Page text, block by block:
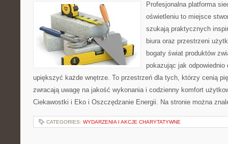
Profesjonalna platforma
oświetleniu to miejsce
szukają praktycznych
biura oraz przestrzeni
bogaty świat produktów
pokazując jak odpowiednio
upiększyć każde wnętrze. To przestrzeń dla tych, którzy cenią
zwracają uwagę na jakość wykonania i codzienny komfort
Ciekawostki i Eko i Oszczędzanie Energii. Na stronie można
CATEGORIES: WYDARZENIA I AKCJE CHARYTATYWNE